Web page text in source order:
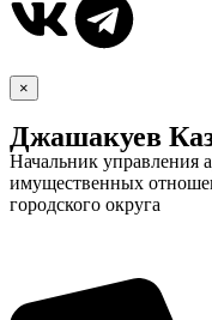
×
Джашакуев
Начальник управления
имущественных
городского округа